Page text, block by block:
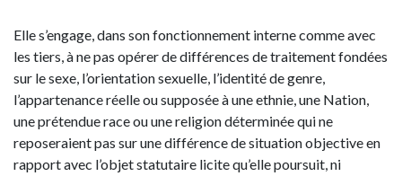
Elle s’engage, dans son fonctionnement interne comme avec
les tiers, à ne pas opérer de différences de traitement fondées
sur le sexe, l’orientation sexuelle, l’identité de genre,
l’appartenance réelle ou supposée à une ethnie, une Nation,
une prétendue race ou une religion déterminée qui ne
reposeraient pas sur une différence de situation objective en
rapport avec l’objet statutaire licite qu’elle poursuit, ni